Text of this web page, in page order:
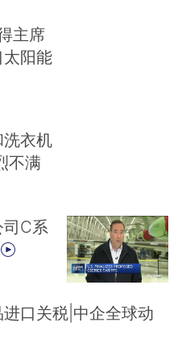
主席
阳能
衣机
不满
C系
口关税|中企全球动